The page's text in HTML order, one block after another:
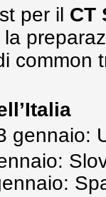
per il CT
common
gennaio: